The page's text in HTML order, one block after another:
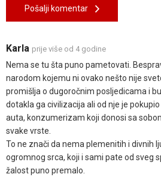
Pošalji komentar
Karla prije više od 4 godine
Nema se tu šta puno pametovati.
narodom kojemu ni ovako nešto nije
promišlja o dugoročnim posljedicama i
dotakla ga civilizacija ali od nje je
auta, konzumerizam koji donosi sa
svake vrste.
To ne znači da nema plemenitih i divnih
ogromnog srca, koji i sami pate od sveg
žalost puno premalo.